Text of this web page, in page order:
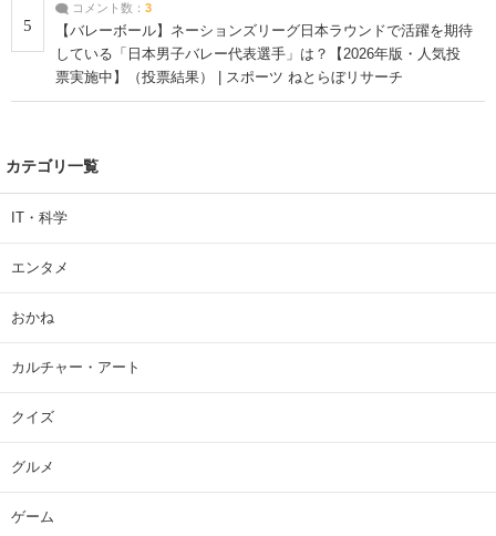
5
コメント数： 3
【バレーボール】ネーションズリーグ日本ラウンドで活躍を期待
している「日本男子バレー代表選手」は？【2026年版・人気投
票実施中】（投票結果） | スポーツ ねとらぼリサーチ
カテゴリ一覧
IT・科学
エンタメ
おかね
カルチャー・アート
クイズ
グルメ
ゲーム